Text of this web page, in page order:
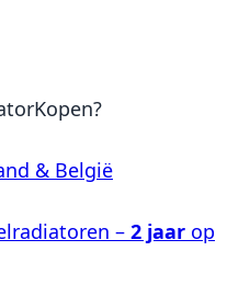
& België
– 2 jaar op